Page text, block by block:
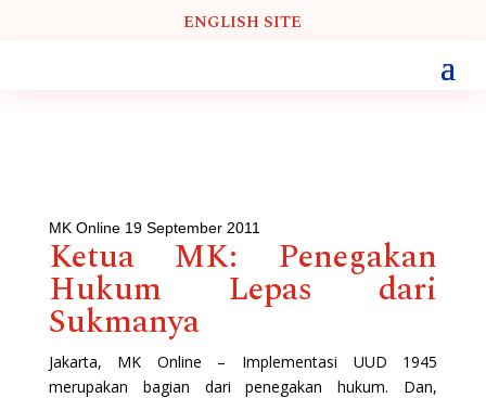
ENGLISH SITE
MK Online 19 September 2011
Ketua MK: Penegakan
Hukum Lepas dari
Sukmanya
Jakarta, MK Online – Implementasi UUD 1945
merupakan bagian dari penegakan hukum. Dan,